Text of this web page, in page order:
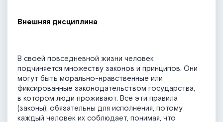
Внешняя дисциплина
В своей повседневной жизни человек
подчиняется множеству законов и принципов. Они
могут быть морально-нравственные или
фиксированные законодательством государства,
в котором люди проживают. Все эти правила
(законы), обязательны для исполнения, потому
каждый человек их соблюдает, понимая, что